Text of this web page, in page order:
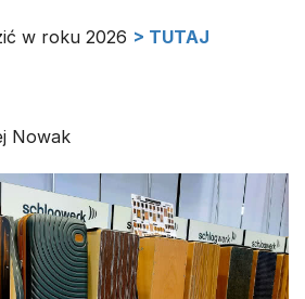
w roku 2026 > TUTAJ
Nowak